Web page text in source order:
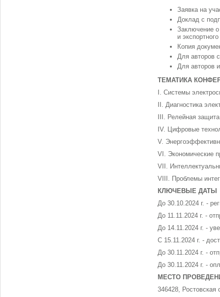
Заявка на
Доклад с
Заключение о
и
Копия
Для авторов
Для авторов
ТЕМАТИКА
I. Системы
II. Диагностика
III. Релейная
IV. Цифровые
V.
VI. Экономические
VII.
VIII. Проблемы
КЛЮЧЕВЫЕ ДАТЫ
До 30.10.2024 г. -
До 11.11.2024 г. -
До 14.11.2024 г. -
С 15.11.2024 г. -
До 30.11.2024 г. -
До 30.11.2024 г. -
МЕСТО
346428, Ростовская